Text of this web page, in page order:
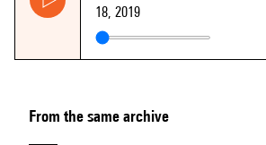
18, 2019
From the same archive